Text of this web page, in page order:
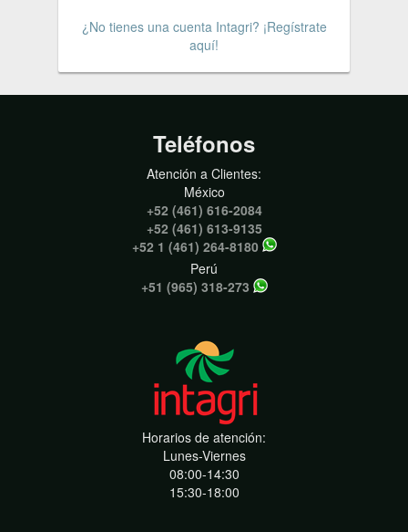
¿No tienes una cuenta Intagri? ¡Regístrate
aquí!
Teléfonos
Atención a Clientes:
México
+52 (461) 616-2084
+52 (461) 613-9135
+52 1 (461) 264-8180
Perú
+51 (965) 318-273
Horarios de atención:
Lunes-Viernes
08:00-14:30
15:30-18:00